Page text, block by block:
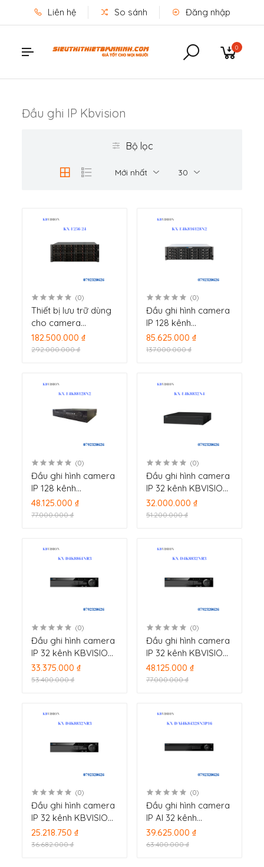
Liên hệ So sánh Đăng nhập
0
Đầu ghi IP Kbvision
Bộ lọc
Mới nhất 30
(0)
Thiết bị lưu trữ dùng
cho camera
KBVISION KX-F256-
24
182.500.000 ₫
292.000.000 ₫
(0)
Đầu ghi hình camera
IP 128 kênh
KBVISION KX-
E4K816128N2
85.625.000 ₫
137.000.000 ₫
(0)
Đầu ghi hình camera
IP 128 kênh
KBVISION KX-
E4K88128N2
48.125.000 ₫
77.000.000 ₫
(0)
Đầu ghi hình camera
IP 32 kênh KBVISION
KX-E4K8832N4
32.000.000 ₫
51.200.000 ₫
(0)
Đầu ghi hình camera
IP 32 kênh KBVISION
KX-DAi4K8832NR3
33.375.000 ₫
53.400.000 ₫
(0)
Đầu ghi hình camera
IP 32 kênh KBVISION
KX-DAi4K8832NR3
48.125.000 ₫
77.000.000 ₫
(0)
Đầu ghi hình camera
IP 32 kênh KBVISION
KX-D4K8832NR3
25.218.750 ₫
36.682.000 ₫
(0)
Đầu ghi hình camera
IP AI 32 kênh
KBVISION KX-
DAi4K8432SN3P16
39.625.000 ₫
63.400.000 ₫